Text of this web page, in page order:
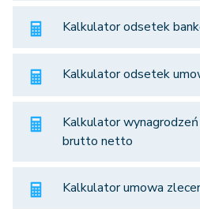
Kalkulator odsetek
Kalkulator odsetek
Kalkulator
brutto netto
Kalkulator umowa